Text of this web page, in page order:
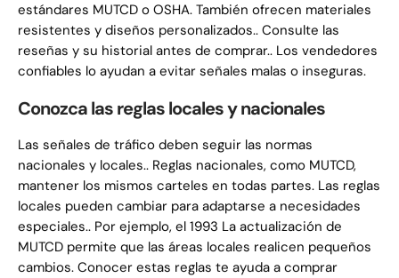
estándares MUTCD o OSHA. También ofrecen materiales
resistentes y diseños personalizados.. Consulte las
reseñas y su historial antes de comprar.. Los vendedores
confiables lo ayudan a evitar señales malas o inseguras.
Conozca las reglas locales y nacionales
Las señales de tráfico deben seguir las normas
nacionales y locales.. Reglas nacionales, como MUTCD,
mantener los mismos carteles en todas partes. Las reglas
locales pueden cambiar para adaptarse a necesidades
especiales.. Por ejemplo, el 1993 La actualización de
MUTCD permite que las áreas locales realicen pequeños
cambios. Conocer estas reglas te ayuda a comprar